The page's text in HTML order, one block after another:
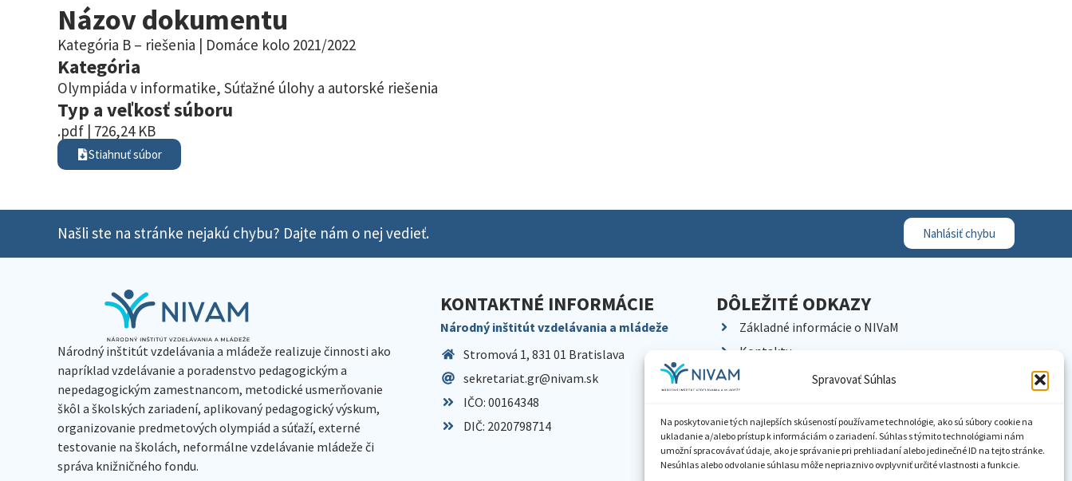
Spravovať Súhlas
Na poskytovanie tých najlepších skúseností používame technológie, ako sú súbory cookie na
ukladanie a/alebo prístup k informáciám o zariadení. Súhlas s týmito technológiami nám
umožní spracovávať údaje, ako je správanie pri prehliadaní alebo jedinečné ID na tejto stránke.
Nesúhlas alebo odvolanie súhlasu môže nepriaznivo ovplyvniť určité vlastnosti a funkcie.
Názov dokumentu
Kategória B – riešenia | Domáce kolo 2021/2022
Kategória
Olympiáda v informatike, Súťažné úlohy a autorské riešenia
Typ a veľkosť súboru
.pdf | 726,24 KB
Stiahnuť súbor
Našli ste na stránke nejakú chybu? Dajte nám o nej vedieť. Nahlásiť chybu
Národný inštitút vzdelávania a mládeže realizuje činnosti ako
napríklad vzdelávanie a poradenstvo pedagogickým a
nepedagogickým zamestnancom, metodické usmerňovanie
škôl a školských zariadení, aplikovaný pedagogický výskum,
organizovanie predmetových olympiád a súťaží, externé
testovanie na školách, neformálne vzdelávanie mládeže či
správa knižničného fondu.
KONTAKTNÉ INFORMÁCIE
Národný inštitút vzdelávania a mládeže
Stromová 1, 831 01 Bratislava
sekretariat.gr@nivam.sk
IČO: 00164348
DIČ: 2020798714
DÔLEŽITÉ ODKAZY
Základné informácie o NIVaM
Kontakty
Kariéra
Pracoviská NIVaM
Dokumenty inštitúcie
Knižnica